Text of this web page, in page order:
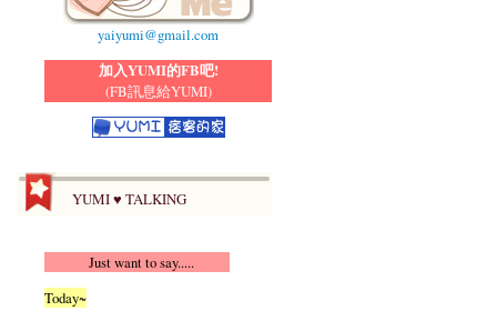
yaiyumi@gmail.com
加入YUMI的FB吧!
(FB訊息給YUMI)
YUMI ♥ TALKING
Just want to say.....
Today~